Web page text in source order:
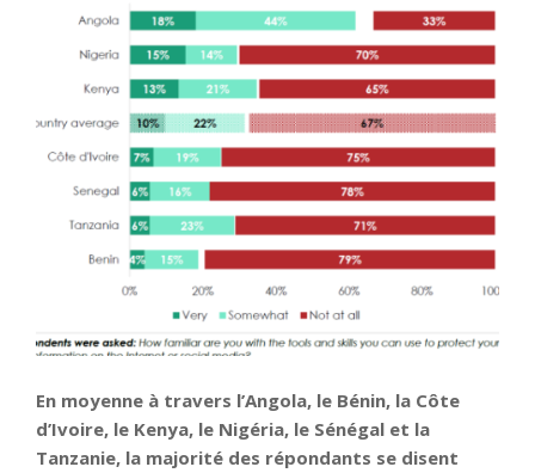
En moyenne à travers l’Angola, le Bénin, la Côte
d’Ivoire, le Kenya, le Nigéria, le Sénégal et la
Tanzanie, la majorité des répondants se disent